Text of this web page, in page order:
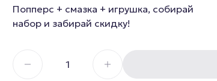
Для члена
Гиганты, фистинг
Попперс + смазка + игрушка, собирай
набор и забирай скидку!